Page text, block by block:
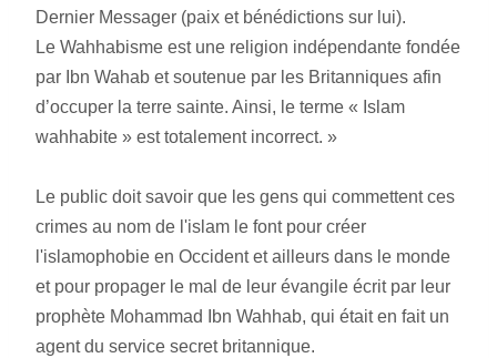
Dernier Messager (paix et bénédictions sur lui).
Le Wahhabisme est une religion indépendante fondée
par Ibn Wahab et soutenue par les Britanniques afin
d’occuper la terre sainte. Ainsi, le terme « Islam
wahhabite » est totalement incorrect. »
Le public doit savoir que les gens qui commettent ces
crimes au nom de l'islam le font pour créer
l'islamophobie en Occident et ailleurs dans le monde
et pour propager le mal de leur évangile écrit par leur
prophète Mohammad Ibn Wahhab, qui était en fait un
agent du service secret britannique.